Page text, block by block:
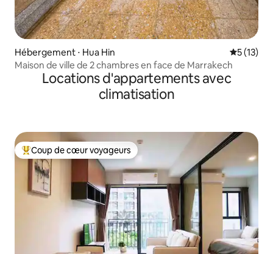
Hébergement ⋅ Hua Hin
5 (13)
Maison de ville de 2 chambres en face de Marrakech
Locations d'appartements avec
climatisation
Coups de cœur voyageurs les plus appréciés
Coup de cœur voyageurs